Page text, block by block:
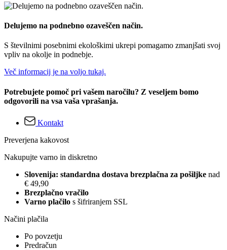
Delujemo na podnebno ozaveščen način.
S številnimi posebnimi ekološkimi ukrepi pomagamo zmanjšati svoj
vpliv na okolje in podnebje.
Več informacij je na voljo tukaj.
Potrebujete pomoč pri vašem naročilu? Z veseljem bomo
odgovorili na vsa vaša vprašanja.
Kontakt
Preverjena kakovost
Nakupujte varno in diskretno
Slovenija: standardna dostava brezplačna za pošiljke nad
€ 49,90
Brezplačno vračilo
Varno plačilo s šifriranjem SSL
Načini plačila
Po povzetju
Predračun